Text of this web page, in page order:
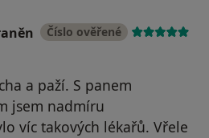
Číslo ověřené
a paží. S panem
jsem nadmíru
víc takových lékařů. Vřele